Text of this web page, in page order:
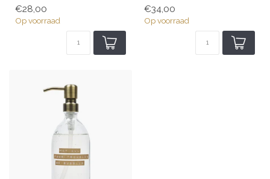
€28,00
Op voorraad
€34,00
Op voorraad